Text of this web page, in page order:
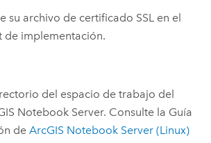
su archivo de certificado SSL en el
de implementación.
del espacio de trabajo del
Notebook Server. Consulte la Guía
deArcGIS Notebook Server (Linux)